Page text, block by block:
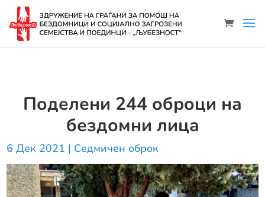
Поделени 244 оброци на
бездомни лица
6 Дек 2021 | Седмичен оброк